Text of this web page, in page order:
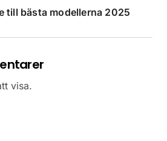
till bästa modellerna 2025
visa.